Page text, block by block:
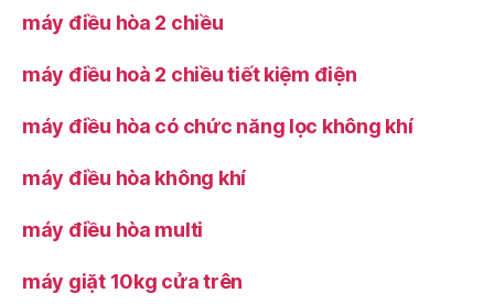
máy điều hòa 2 chiều
máy điều hoà 2 chiều tiết kiệm điện
máy điều hòa có chức năng lọc không khí
máy điều hòa không khí
máy điều hòa multi
máy giặt 10kg cửa trên